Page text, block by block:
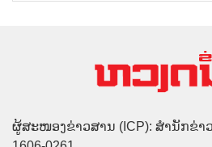
ຜູ້ສະໜອງຂ່າວສານ (ICP): ສຳນັກຂ່າ